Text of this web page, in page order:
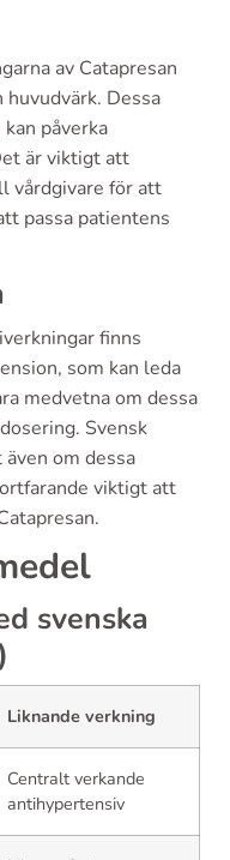
av Catapresan
Dessa
påverka
är viktigt att
vårdgivare för att
passa patientens
finns
som kan leda
medvetna om dessa
Svensk
om dessa
viktigt att
svenska
Liknande verkning
Centralt verkande
antihypertensiv